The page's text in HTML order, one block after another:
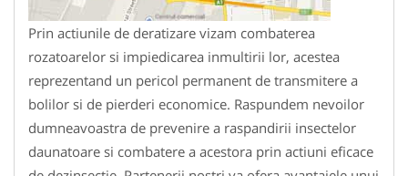
Prin actiunile de deratizare vizam combaterea
rozatoarelor si impiedicarea inmultirii lor, acestea
reprezentand un pericol permanent de transmitere a
bolilor si de pierderi economice. Raspundem nevoilor
dumneavoastra de prevenire a raspandirii insectelor
daunatoare si combatere a acestora prin actiuni eficace